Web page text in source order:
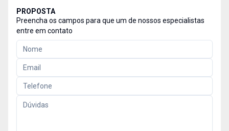
PROPOSTA
Preencha os campos para que um de nossos especialistas
entre em contato